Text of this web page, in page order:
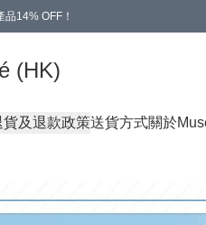
14% OFF！
(HK)
貨及退款政策送貨方式關於